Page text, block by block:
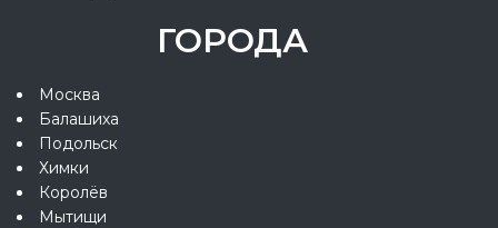
ГОРОДА
Москва
Балашиха
Подольск
Химки
Королёв
Мытищи